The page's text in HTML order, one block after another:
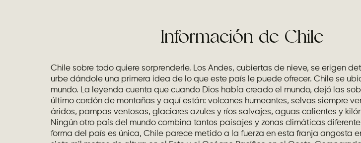
Información de Chile
Chile sobre todo quiere sorprenderle. Los Andes, cubiertas de nieve, se erigen
urbe dándole una primera idea de lo que este país le puede ofrecer. Chile se
mundo. La leyenda cuenta que cuando Dios había creado el mundo, dejó las
último cordón de montañas y aquí están: volcanes humeantes, selvas siempre
áridos, pampas ventosas, glaciares azules y ríos salvajes, aguas calientes y
Ningún otro país del mundo combina tantos paisajes y zonas climáticas
forma del país es única, Chile parece metido a la fuerza en esta franja angosta